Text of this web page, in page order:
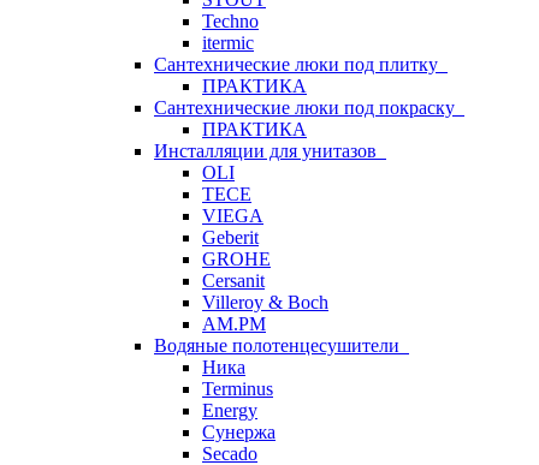
Techno
itermic
Сантехнические люки под плитку
ПРАКТИКА
Сантехнические люки под покраску
ПРАКТИКА
Инсталляции для унитазов
OLI
TECE
VIEGA
Geberit
GROHE
Cersanit
Villeroy & Boch
AM.PM
Водяные полотенцесушители
Ника
Terminus
Energy
Сунержа
Secado